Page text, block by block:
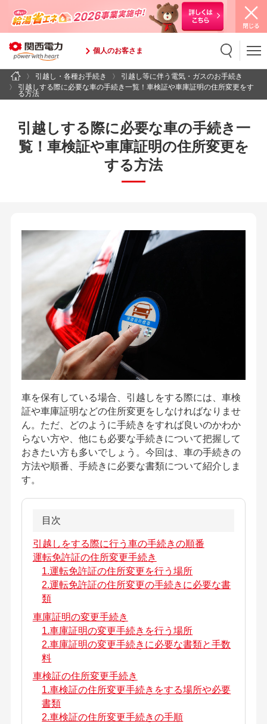
個人のお客さま
検索キーワード入力
引越し・各種お手続き
引越し等に伴う電気・ガスのお手続き
引越しする際に必要な車の手続き一覧！車検証や車庫証明の住所変更をす
る方法
引越しする際に必要な車の手続き一
覧！ 車検証や車庫証明の住所変更を
する方法
車を保有している場合、引越しをする際には、車検
証や車庫証明などの住所変更をしなければなりませ
ん。ただ、どのように手続きをすれば良いのかわか
らない方や、他にも必要な手続きについて把握して
おきたい方も多いでしょう。今回は、車の手続きの
方法や順番、手続きに必要な書類について紹介しま
す。
目次
引越しをする際に行う車の手続きの順番
運転免許証の住所変更手続き
1.運転免許証の住所変更を行う場所
2.運転免許証の住所変更の手続きに必要な書
類
車庫証明の変更手続き
1.車庫証明の変更手続きを行う場所
2.車庫証明の変更手続きに必要な書類と手数
料
車検証の住所変更手続き
1.車検証の住所変更手続きをする場所や必要
書類
2.車検証の住所変更手続きの手順